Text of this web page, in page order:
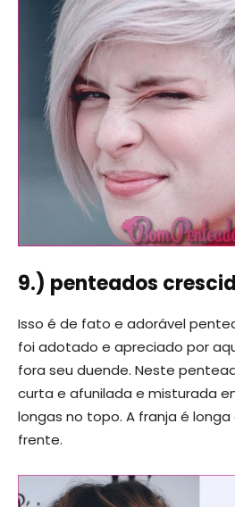
9.) penteados
Isso é de fato e adorável
foi adotado e apreciado por
fora seu duende. Neste
curta e afunilada e misturada
longas no topo. A franja é
frente.